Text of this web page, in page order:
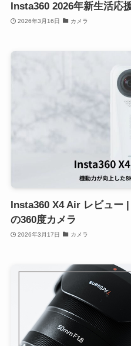
Insta360 2026年新生活応
2026年3月16日 カメラ
Insta360 X4 Air レビュー
の360度カメラ
2026年3月17日 カメラ